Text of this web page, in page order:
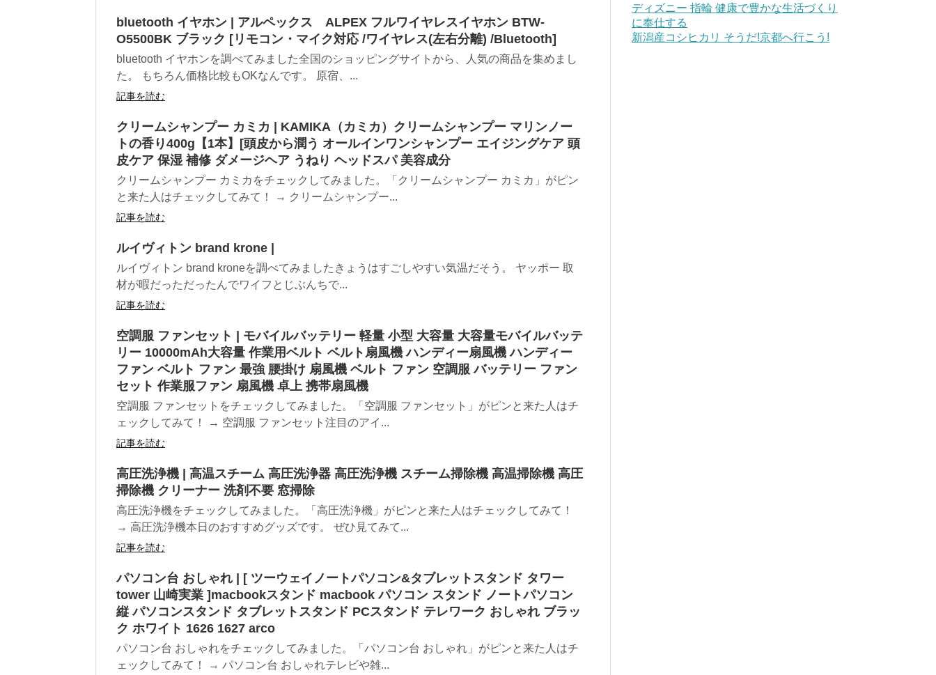
bluetooth イヤホン | アルペックス ALPEX フルワイヤレスイヤホン BTW-
O5500BK ブラック [リモコン・マイク対応 /ワイヤレス(左右分離) /Bluetooth]
bluetooth イヤホンを調べてみました全国のショッピングサイトから、人気の商品を集めまし
た。 もちろん価格比較もOKなんです。 原宿、...
記事を読む
クリームシャンプー カミカ | KAMIKA（カミカ）クリームシャンプー マリンノー
トの香り400g【1本】[頭皮から潤う オールインワンシャンプー エイジングケア 頭
皮ケア 保湿 補修 ダメージヘア うねり ヘッドスパ 美容成分
クリームシャンプー カミカをチェックしてみました。「クリームシャンプー カミカ」がピン
と来た人はチェックしてみて！ → クリームシャンプー...
記事を読む
ルイヴィトン brand krone |
ルイヴィトン brand kroneを調べてみましたきょうはすごしやすい気温だそう。 ヤッポー 取
材が暇だっただったんでワイフとじぶんちで...
記事を読む
空調服 ファンセット | モバイルバッテリー 軽量 小型 大容量 大容量モバイルバッテ
リー 10000mAh大容量 作業用ベルト ベルト扇風機 ハンディー扇風機 ハンディー
ファン ベルト ファン 最強 腰掛け 扇風機 ベルト ファン 空調服 バッテリー ファン
セット 作業服ファン 扇風機 卓上 携帯扇風機
空調服 ファンセットをチェックしてみました。「空調服 ファンセット」がピンと来た人はチ
ェックしてみて！ → 空調服 ファンセット注目のアイ...
記事を読む
高圧洗浄機 | 高温スチーム 高圧洗浄器 高圧洗浄機 スチーム掃除機 高温掃除機 高圧
掃除機 クリーナー 洗剤不要 窓掃除
高圧洗浄機をチェックしてみました。「高圧洗浄機」がピンと来た人はチェックしてみて！
→ 高圧洗浄機本日のおすすめグッズです。 ぜひ見てみて...
記事を読む
パソコン台 おしゃれ | [ ツーウェイノートパソコン&タブレットスタンド タワー
tower 山崎実業 ]macbookスタンド macbook パソコン スタンド ノートパソコン
縦 パソコンスタンド タブレットスタンド PCスタンド テレワーク おしゃれ ブラッ
ク ホワイト 1626 1627 arco
パソコン台 おしゃれをチェックしてみました。「パソコン台 おしゃれ」がピンと来た人はチ
ェックしてみて！ → パソコン台 おしゃれテレビや雑...
ディズニー 指輪 健康で豊かな生活づくり
に奉仕する
新潟産コシヒカリ そうだ!京都へ行こう!